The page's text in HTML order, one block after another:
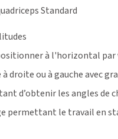
Standard
à l'horizontal par
droite ou à gauche avec
d’obtenir les angles de
permettant le travail en